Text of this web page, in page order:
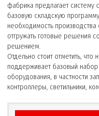
фабрика предлагает систему
базовую складскую
необходимость
отгружать готовые решения
решением.
Отдельно стоит отметить,
поддерживает базовый
оборудования, в частности
контроллеры, светильники,